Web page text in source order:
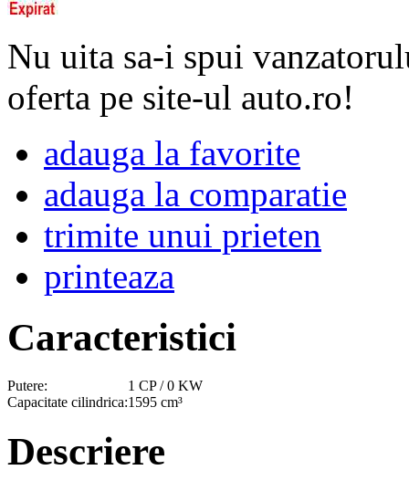
Nu uita sa-i spui
oferta pe site-ul auto.ro!
adauga la favorite
adauga la comparatie
trimite unui prieten
printeaza
Caracteristici
Putere:
1 CP / 0 KW
Capacitate cilindrica:1595 cm³
Descriere